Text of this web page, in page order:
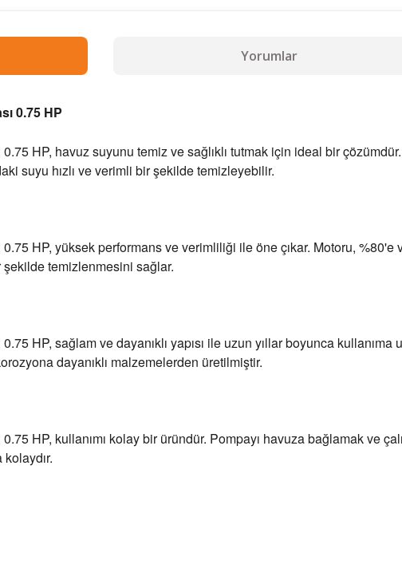
Yorumlar
0.75 HP
HP, havuz suyunu temiz ve sağlıklı tutmak için ideal bir
suyu hızlı ve verimli bir şekilde temizleyebilir.
HP, yüksek performans ve verimliliği ile öne çıkar. Motoru,
şekilde temizlenmesini sağlar.
HP, sağlam ve dayanıklı yapısı ile uzun yıllar boyunca
dayanıklı malzemelerden üretilmiştir.
HP, kullanımı kolay bir üründür. Pompayı havuza bağlamak ve